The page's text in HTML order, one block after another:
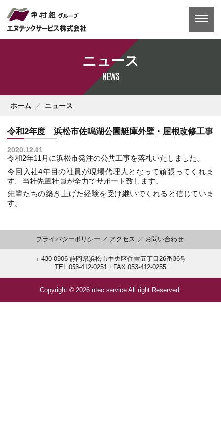
ツ
ス
キ
ッ
ニュース
NEWS
ホーム ニュース
令和2年度 浜松市佐鳴湖公園艇庫外壁・屋根改修工事
2020.12.01
令和2年11月に浜松市発注の公共工事を落札いたしました。
今回入社4年目の社員が現場代理人となって頑張ってくれま
す。当社先輩社員が全力でサポート致します。
先輩たちの築き上げた経験を受け継いでくれると信じていま
す。
プライバシーポリシー アクセス お問い合わせ
〒430-0906 静岡県浜松市中央区住吉五丁目26番36号
TEL.053-412-0251・FAX.053-412-0255
Copyright © 2026 ntec service All right Reserved.